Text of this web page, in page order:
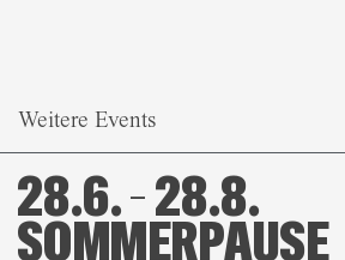
Weitere Events
28.6. – 28.8.
SOMMERPAUSE